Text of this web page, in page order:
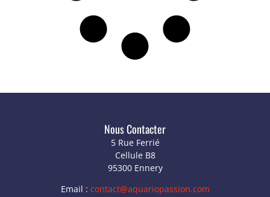
Nous Contacter
5 Rue Ferrié
Cellule B8
95300 Ennery
Email : contact@aquariopassion.com